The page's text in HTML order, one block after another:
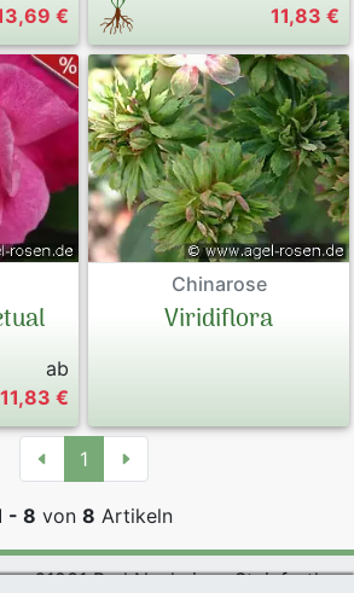
€
11,83 €
ab
11,83 €
Chinarose
Viridiflora
1
- 8 von 8 Artikeln
61231 Bad Nauheim - Steinfurth